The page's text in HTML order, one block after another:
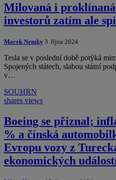
Milovaná i proklínaná
investorů zatím ale
Marek Nemky 3. října 2024
Tesla se v poslední době potýká
Spojených státech, slabou státní
v…
SOUHRN
shares views
Boeing se přiznal;
% a čínská
Evropu vozy z
ekonomických